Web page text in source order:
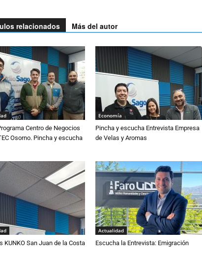
relacionados Más del autor
Centro de Negocios
Osorno. Pincha y escucha
Economía
Pincha y escucha Entrevista Empresa
de Velas y Aromas
KUNKO San Juan de la Costa
Actualidad
Escucha la Entrevista: Emigración